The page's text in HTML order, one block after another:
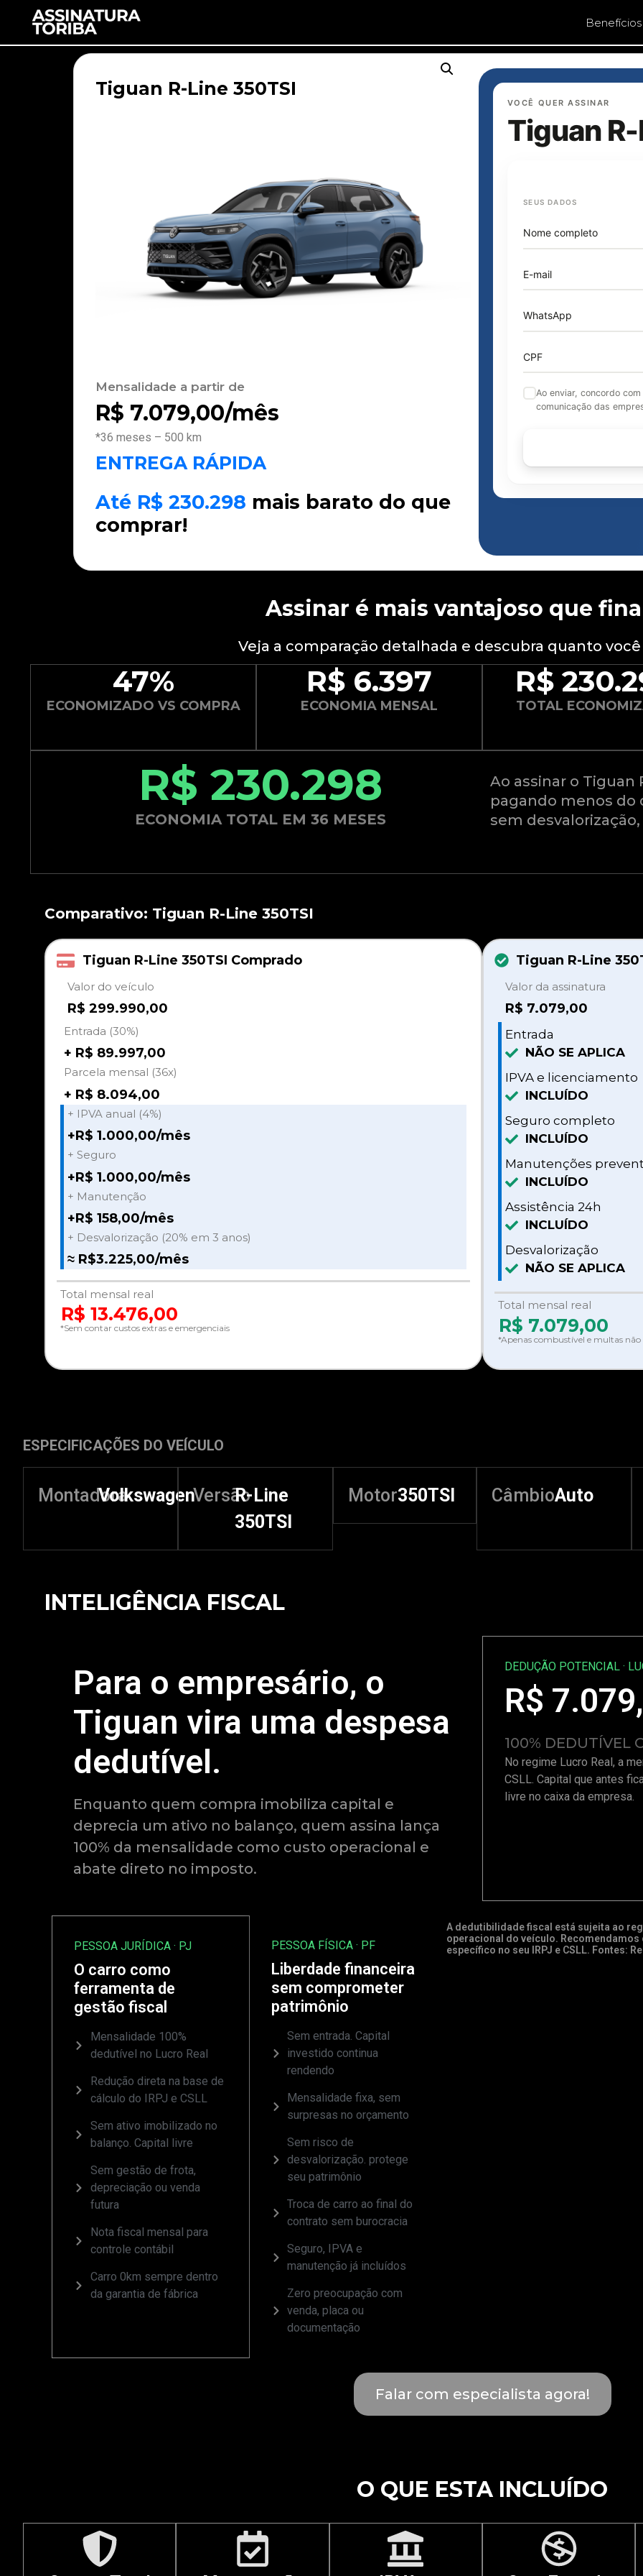
Benefícios
Tiguan R-Line 350TSI
Mensalidade a partir de
R$ 7.079,00/mês
*36 meses – 500 km
ENTREGA RÁPIDA
Até R$ 230.298 mais barato do que
comprar!
VOCÊ QUER ASSINAR
Tiguan
SEUS DADOS
Nome completo
E-mail
WhatsApp
CPF
Ao enviar, concordo
comunicação das
Assinar é mais vantajoso que
Veja a comparação detalhada e descubra quanto
47%
ECONOMIZADO VS COMPRA
R$ 6.397
ECONOMIA MENSAL
R$
TOTAL
R$ 230.298
ECONOMIA TOTAL EM 36 MESES
Ao assinar o Tiguan
pagando menos do
sem
Comparativo: Tiguan R-Line 350TSI
Tiguan R-Line 350TSI Comprado
Valor do veículo
R$ 299.990,00
Entrada (30%)
+ R$ 89.997,00
Parcela mensal (36x)
+ R$ 8.094,00
+ IPVA anual (4%)
+R$ 1.000,00/mês
+ Seguro
+R$ 1.000,00/mês
+ Manutenção
+R$ 158,00/mês
+ Desvalorização (20% em 3 anos)
≈ R$3.225,00/mês
Total mensal real
R$ 13.476,00
*Sem contar custos extras e emergenciais
Tiguan R-Line
Valor da assinatura
R$ 7.079,00
Entrada
NÃO SE APLICA
IPVA e licenciamento
INCLUÍDO
Seguro completo
INCLUÍDO
Manutenções
INCLUÍDO
Assistência 24h
INCLUÍDO
Desvalorização
NÃO SE APLICA
Total mensal real
R$ 7.079,00
*Apenas combustível e multas não
ESPECIFICAÇÕES DO VEÍCULO
MontadoraVolkswagenVersãoR-Line
350TSI
Motor350TSI CâmbioAuto
INTELIGÊNCIA FISCAL
Para o empresário, o
Tiguan vira uma despesa
dedutível.
Enquanto quem compra imobiliza capital e
deprecia um ativo no balanço, quem assina lança
100% da mensalidade como custo operacional e
abate direto no imposto.
DEDUÇÃO POTENCIAL ·
R$
100% DEDUTÍVEL
No regime Lucro Real, a
CSLL. Capital que antes
livre no caixa da empresa.
PESSOA JURÍDICA · PJ
O carro como
ferramenta de
gestão fiscal
Mensalidade 100%
dedutível no Lucro Real
Redução direta na base de
cálculo do IRPJ e CSLL
Sem ativo imobilizado no
balanço. Capital livre
Sem gestão de frota,
depreciação ou venda
futura
Nota fiscal mensal para
controle contábil
Carro 0km sempre dentro
da garantia de fábrica
PESSOA FÍSICA · PF
Liberdade financeira
sem comprometer
patrimônio
Sem entrada. Capital
investido continua
rendendo
Mensalidade fixa, sem
surpresas no orçamento
Sem risco de
desvalorização. protege
seu patrimônio
Troca de carro ao final do
contrato sem burocracia
Seguro, IPVA e
manutenção já incluídos
Zero preocupação com
venda, placa ou
documentação
A dedutibilidade fiscal está sujeita ao
operacional do veículo.
específico no seu IRPJ e CSLL. Fontes:
Falar com especialista agora!
O QUE ESTA INCLUÍDO